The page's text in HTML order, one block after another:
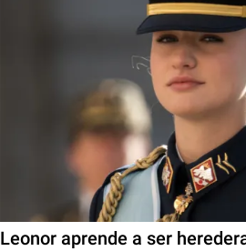
Leonor aprende a ser